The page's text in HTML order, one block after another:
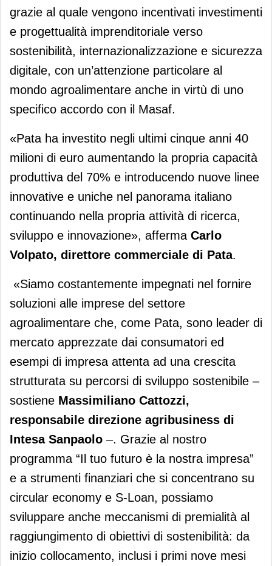
grazie al quale vengono incentivati investimenti
e progettualità imprenditoriale verso
sostenibilità, internazionalizzazione e sicurezza
digitale, con un’attenzione particolare al
mondo agroalimentare anche in virtù di uno
specifico accordo con il Masaf.
«Pata ha investito negli ultimi cinque anni 40
milioni di euro aumentando la propria capacità
produttiva del 70% e introducendo nuove linee
innovative e uniche nel panorama italiano
continuando nella propria attività di ricerca,
sviluppo e innovazione», afferma Carlo
Volpato, direttore commerciale di Pata.
«Siamo costantemente impegnati nel fornire
soluzioni alle imprese del settore
agroalimentare che, come Pata, sono leader di
mercato apprezzate dai consumatori ed
esempi di impresa attenta ad una crescita
strutturata su percorsi di sviluppo sostenibile –
sostiene Massimiliano Cattozzi,
responsabile direzione agribusiness di
Intesa Sanpaolo –. Grazie al nostro
programma “Il tuo futuro è la nostra impresa”
e a strumenti finanziari che si concentrano su
circular economy e S-Loan, possiamo
sviluppare anche meccanismi di premialità al
raggiungimento di obiettivi di sostenibilità: da
inizio collocamento, inclusi i primi nove mesi